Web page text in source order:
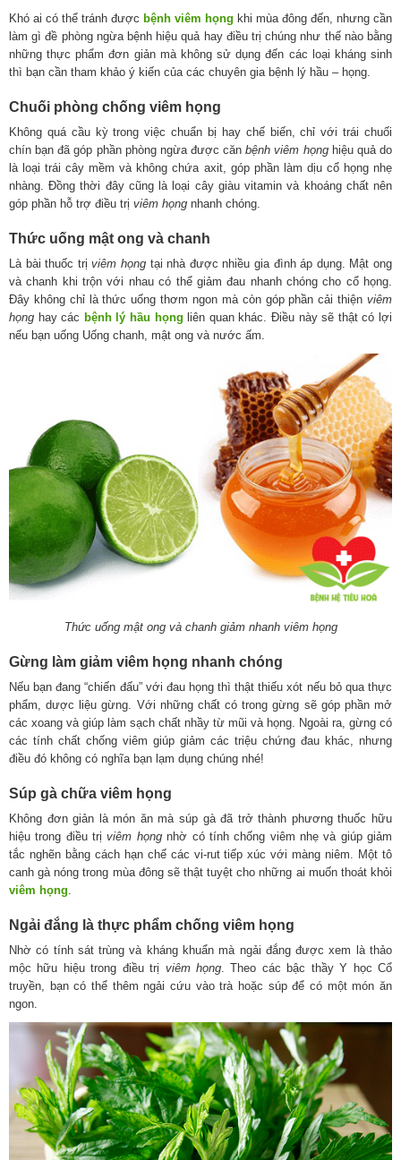
Khó ai có thể tránh được bệnh viêm họng khi mùa đông đến, nhưng cần
làm gì đề phòng ngừa bệnh hiệu quả hay điều trị chúng như thế nào bằng
những thực phẩm đơn giản mà không sử dụng đến các loại kháng sinh
thì bạn cần tham khảo ý kiến của các chuyên gia bệnh lý hầu – họng.
Chuối phòng chống viêm họng
Không quá cầu kỳ trong việc chuẩn bị hay chế biến, chỉ với trái chuối
chín bạn đã góp phần phòng ngừa được cănbệnh viêm họnghiệu quả do
là loại trái cây mềm và không chứa axit, góp phần làm dịu cổ họng nhẹ
nhàng. Đồng thời đây cũng là loại cây giàu vitamin và khoáng chất nên
góp phần hỗ trợ điều trị viêm họng nhanh chóng.
Thức uống mật ong và chanh
Là bài thuốc trịviêm họng tại nhà được nhiều gia đình áp dụng. Mật ong
và chanh khi trộn với nhau có thể giảm đau nhanh chóng cho cổ họng.
Đây không chỉ là thức uống thơm ngon mà còn góp phần cải thiện viêm
họng hay các bệnh lý hầu họng liên quan khác. Điều này sẽ thật có lợi
nếu bạn uống Uống chanh, mật ong và nước ấm.
Thức uống mật ong và chanh giảm nhanh viêm họng
Gừng làm giảm viêm họng nhanh chóng
Nếu bạn đang “chiến đấu” với đau họng thì thật thiếu xót nếu bỏ qua thực
phẩm, dược liệu gừng. Với những chất có trong gừng sẽ góp phần mở
các xoang và giúp làm sạch chất nhầy từ mũi và họng. Ngoài ra, gừng có
các tính chất chống viêm giúp giảm các triệu chứng đau khác, nhưng
điều đó không có nghĩa bạn lạm dụng chúng nhé!
Súp gà chữa viêm họng
Không đơn giản là món ăn mà súp gà đã trở thành phương thuốc hữu
hiệu trong điều trịviêm họngnhờ có tính chống viêm nhẹ và giúp giảm
tắc nghẽn bằng cách hạn chế các vi-rut tiếp xúc với màng niêm. Một tô
canh gà nóng trong mùa đông sẽ thật tuyệt cho những ai muốn thoát khỏi
viêm họng.
Ngải đắng là thực phẩm chống viêm họng
Nhờ có tính sát trùng và kháng khuẩn mà ngải đắng được xem là thảo
mộc hữu hiệu trong điều trị viêm họng. Theo các bậc thầy Y học Cổ
truyền, bạn có thể thêm ngải cứu vào trà hoặc súp để có một món ăn
ngon.